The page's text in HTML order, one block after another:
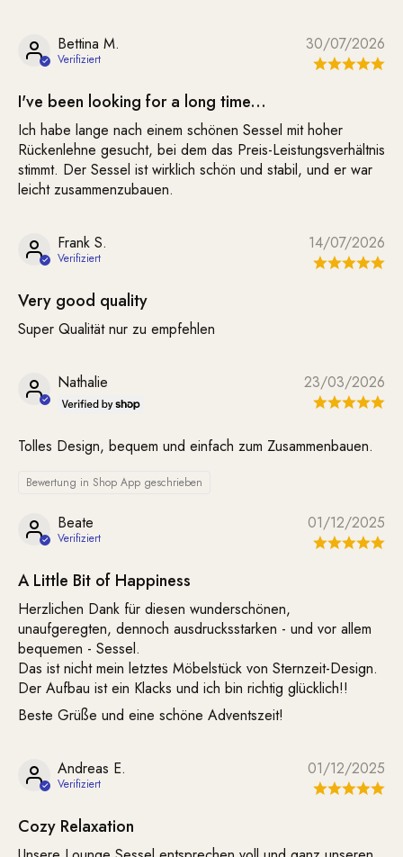
30/07/2026
Bettina M.
I've been looking for a long time...
Ich habe lange nach einem schönen Sessel mit hoher
Rückenlehne gesucht, bei dem das Preis-Leistungsverhältnis
stimmt. Der Sessel ist wirklich schön und stabil, und er war
leicht zusammenzubauen.
14/07/2026
Frank S.
Very good quality
Super Qualität nur zu empfehlen
23/03/2026
Nathalie
Tolles Design, bequem und einfach zum Zusammenbauen.
Bewertung in Shop App geschrieben
01/12/2025
Beate
A Little Bit of Happiness
Herzlichen Dank für diesen wunderschönen,
unaufgeregten, dennoch ausdrucksstarken - und vor allem
bequemen - Sessel.
Das ist nicht mein letztes Möbelstück von Sternzeit-Design.
Der Aufbau ist ein Klacks und ich bin richtig glücklich!!
Beste Grüße und eine schöne Adventszeit!
01/12/2025
Andreas E.
Cozy Relaxation